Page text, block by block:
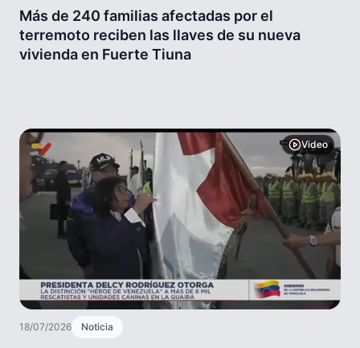
Más de 240 familias afectadas por el
terremoto reciben las llaves de su nueva
vivienda en Fuerte Tiuna
Video
18/07/2026 Noticia